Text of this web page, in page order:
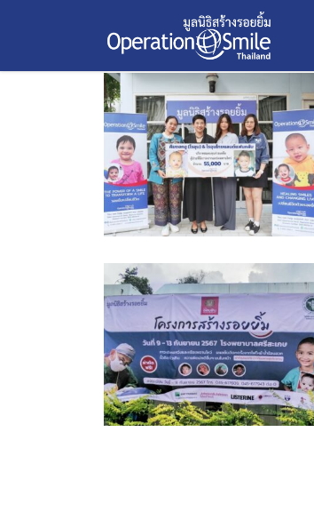
วัน:9 กันยายน 2024
โครงการออกหน่วยแพทย์เคลื่อนที่ ณ โรงพ
9 กันยายน 2024 2567
โครงการออกหน่วยแพทย์เคลื่อนที่ ณ โรงพ
9 กันยายน 2024 2567